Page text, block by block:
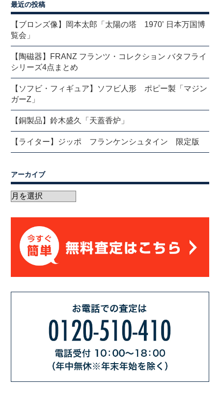
最近の投稿
【ブロンズ像】岡本太郎「太陽の塔 1970’ 日本万国博
覧会」
【陶磁器】FRANZ フランツ・コレクション バタフライ
シリーズ4点まとめ
【ソフビ・フィギュア】ソフビ人形 ポピー製「マジン
ガーZ」
【銅製品】鈴木盛久「天蓋香炉」
【ライター】ジッポ フランケンシュタイン 限定版
アーカイブ